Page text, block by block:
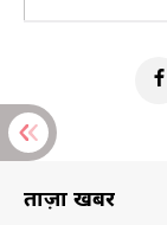
ताज़ा खबरें